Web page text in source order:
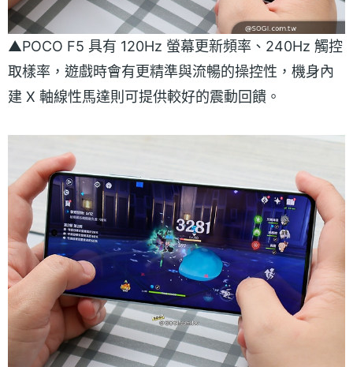
▲POCO F5 具有 120Hz 螢幕更新頻率、240Hz 觸控
取樣率，遊戲時會有更精準與流暢的操控性，機身內
建 X 軸線性馬達則可提供較好的震動回饋。